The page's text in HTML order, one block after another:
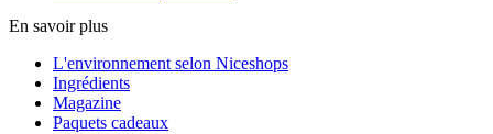
En savoir plus
L'environnement selon Niceshops
Ingrédients
Magazine
Paquets cadeaux